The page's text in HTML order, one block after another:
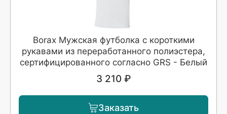
Borax Мужская футболка с короткими
рукавами из переработанного полиэстера,
сертифицированного согласно GRS - Белый
3 210 ₽
Заказать